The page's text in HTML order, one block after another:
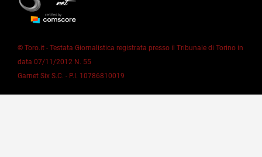
© Toro.it - Testata Giornalistica registrata presso il Tribunale di Torino in
data 07/11/2012 N. 55
Garnet Six S.C. - P.I. 10786810019